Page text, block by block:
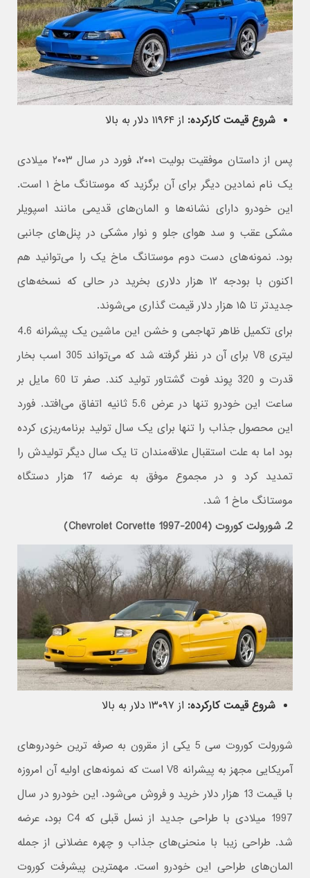
شروع قیمت کارکرده: از ۱۱۹۶۴ دلار به بالا
پس از داستان موفقیت بولیت ۲۰۰۱، فورد در سال ۲۰۰۳ میلادی
یک نام نمادین دیگر برای آن برگزید که موستانگ ماخ ۱ است.
این خودرو دارای نشانه‌ها و المان‌های قدیمی مانند اسپویلر
مشکی عقب و سد هوای جلو و نوار مشکی در پنل‌های جانبی
بود. نمونه‌های دست دوم موستانگ ماخ یک را می‌توانید هم
اکنون با بودجه ۱۲ هزار دلاری بخرید در حالی که نسخه‌های
جدیدتر تا ۱۵ هزار دلار قیمت گذاری می‌شوند.
برای تکمیل ظاهر تهاجمی و خشن این ماشین یک پیشرانه 4.6
لیتری V8 برای آن در نظر گرفته شد که می‌تواند 305 اسب بخار
قدرت و 320 پوند فوت گشتاور تولید کند. صفر تا 60 مایل بر
ساعت این خودرو تنها در عرض 5.6 ثانیه اتفاق می‌افتد. فورد
این محصول جذاب را تنها برای یک سال تولید برنامه‌ریزی کرده
بود اما به علت استقبال علاقه‌مندان تا یک سال دیگر تولیدش را
تمدید کرد و در مجموع موفق به عرضه 17 هزار دستگاه
موستانگ ماخ 1 شد.
2. شورولت کوروت (Chevrolet Corvette 1997-2004)
شروع قیمت کارکرده: از ۱۳۰۹۷ دلار به بالا
شورولت کوروت سی 5 یکی از مقرون به صرفه ترین خودروهای
آمریکایی مجهز به پیشرانه V8 است که نمونه‌های اولیه آن امروزه
با قیمت 13 هزار دلار خرید و فروش می‌شود. این خودرو در سال
1997 میلادی با طراحی جدید از نسل قبلی که C4 بود، عرضه
شد. طراحی زیبا با منحنی‌های جذاب و چهره عضلانی از جمله
المان‌های طراحی این خودرو است. مهمترین پیشرفت کوروت